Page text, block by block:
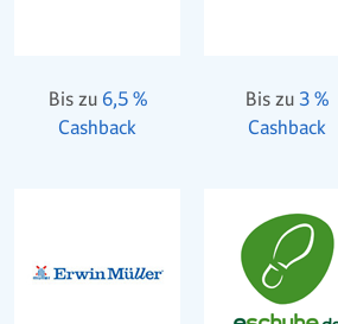
Bis zu 6,5 %
Cashback
Bis zu 3 %
Cashback